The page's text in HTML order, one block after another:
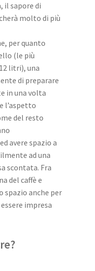
il sapore di
molto di più
per quanto
(le più
litri), una
di preparare
in una volta
l’aspetto
del resto
avere spazio a
ad una
scontata. Fra
del caffè e
spazio anche per
impresa